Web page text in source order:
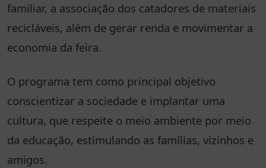
familiar, a associação dos catadores de materiais
recicláveis, além de gerar renda e movimentar a
economia da feira.
O programa tem como principal objetivo
conscientizar a sociedade e implantar uma
cultura, que respeite o meio ambiente por meio
da educação, estimulando as famílias, vizinhos e
amigos.